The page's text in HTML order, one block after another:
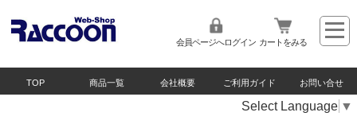
会員ページへログイン カートをみる
TOP 商品一覧 会社概要 ご利用ガイド お問い合せ
Select Language ▼